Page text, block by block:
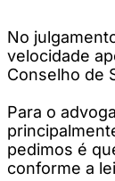
No
velocidade
Conselho de
Para o
pedimos é
conforme a